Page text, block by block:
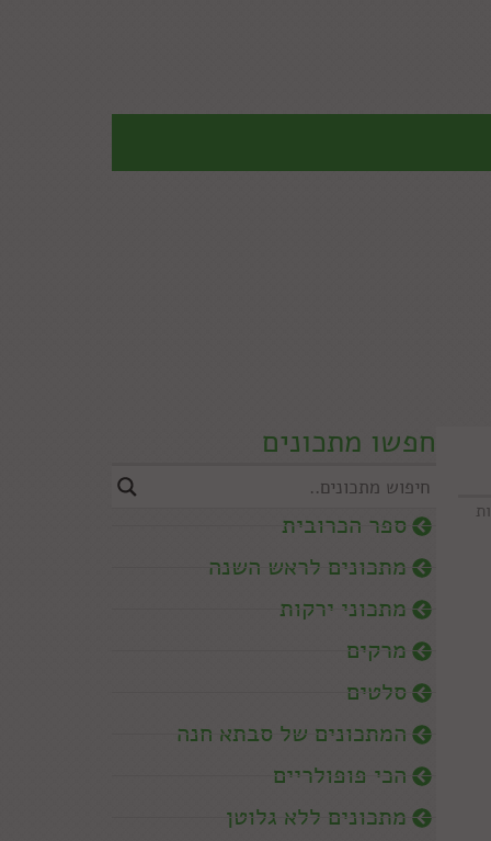
חפשו מתכונים
ספר הכרובית
מתכונים לראש השנה
מתכוני ירקות
מרקים
סלטים
המתכונים של סבתא חנה
הכי פופולריים
מתכונים ללא גלוטן